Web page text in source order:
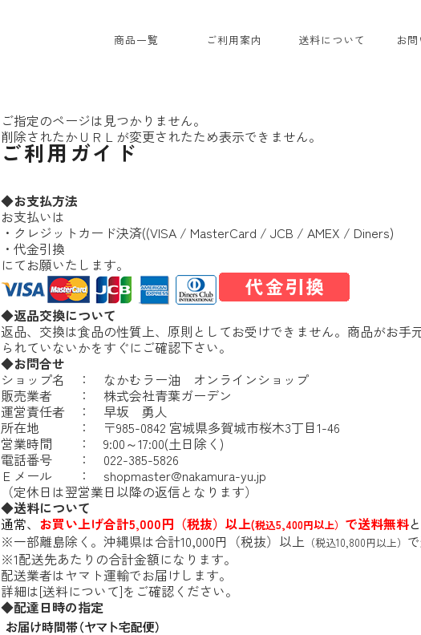
商品一覧
ギフトセット
ご利用案内 送料について お
ご指定のページは見つかりません。
削除されたかＵＲＬが変更されたため表示できません。
ご利用ガイド
◆お支払方法
お支払いは
・クレジットカード決済((VISA / MasterCard / JCB / AMEX / Diners)
・代金引換
にてお願いたします。
◆返品交換について
返品、交換は食品の性質上、原則としてお受けできません。商品がお
られていないかをすぐにご確認下さい。
◆お問合せ
ショップ名 ： なかむラー油 オンラインショップ
販売業者 ： 株式会社青葉ガーデン
運営責任者 ： 早坂 勇人
所在地 ： 〒985-0842 宮城県多賀城市桜木3丁目1-46
営業時間 ： 9:00～17:00(土日除く)
電話番号 ： 022-385-5826
Ｅメール ： shopmaster@nakamura-yu.jp
（定休日は翌営業日以降の返信となります）
◆送料について
通常、 お買い上げ合計5,000円（税抜）以上(税込5,400円以上） で送料無料
※一部離島除く。沖縄県は合計10,000円（税抜）以上 （税込10,800円以上）
※1配送先あたりの合計金額になります。
配送業者はヤマト運輸でお届けします。
詳細は[送料について]をご確認ください。
◆配達日時の指定